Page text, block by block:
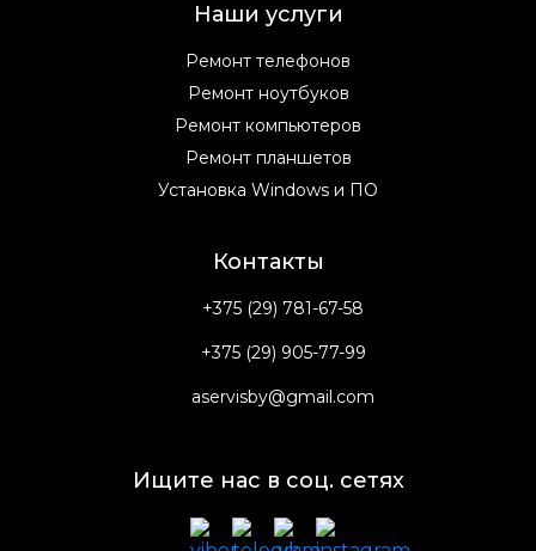
Наши услуги
Ремонт телефонов
Ремонт ноутбуков
Ремонт компьютеров
Ремонт планшетов
Установка Windows и ПО
Контакты
+375 (29) 781-67-58
+375 (29) 905-77-99
aservisby@gmail.com
Ищите нас в соц. сетях